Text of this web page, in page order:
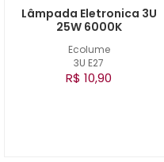
Ecolume
3U E27
Lâmpada Eletronica 3U
25W 6000K
R$ 10,90